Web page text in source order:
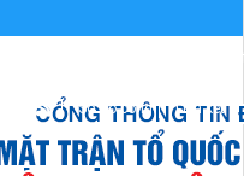
Cổng thông tin điện tử
Sơ đồ cổng Liên kết